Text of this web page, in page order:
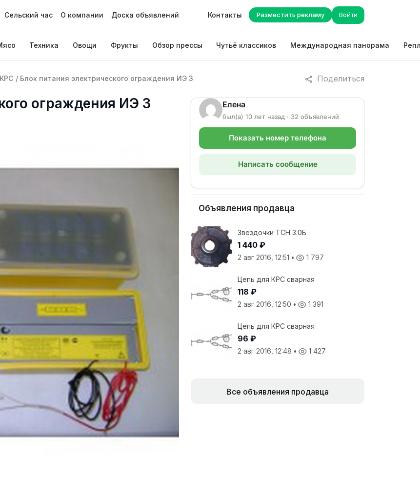
Сельский час О компании Доска объявлений Контакты Разместить рекламу Войти
Техника Овощи Фрукты Обзор прессы Чутьё классиков Международная панорама
Поделиться
КРС / Блок питания электрического ограждения ИЭ 3
ограждения ИЭ 3 Елена
был(а) 10 лет назад · 32 объявлений
Показать номер телефона
Написать сообщение
Объявления продавца
Звездочки ТСН 3.0Б
1 440 ₽
2 авг 2016, 12:51 • 1 797
Цепь для КРС сварная
118 ₽
2 авг 2016, 12:50 • 1 391
Цепь для КРС сварная
96 ₽
2 авг 2016, 12:48 • 1 427
Все объявления продавца